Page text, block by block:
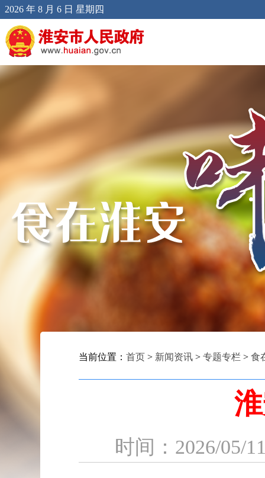
2026 年 8 月 6 日 星期四
当前位置： 首页 > 新闻资讯 > 专题专栏 > 食
时间：